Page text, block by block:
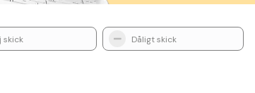
skick Dåligt skick